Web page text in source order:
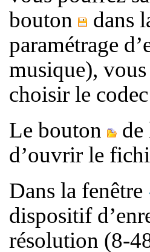
bouton
dans
paramétrage
musique),
choisir le
Le bouton
de
d’ouvrir le
Dans la fenêtre
dispositif
résolution (8-